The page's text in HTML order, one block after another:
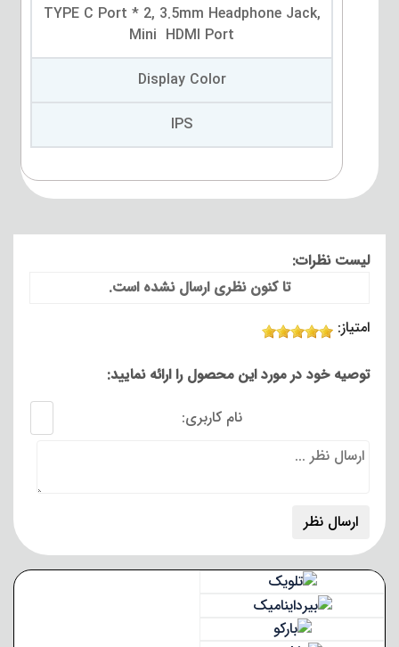
TYPE C Port * 2, 3.5mm Headphone Jack,
Mini HDMI Port
Display Color
IPS
لیست نظرات:
تا کنون نظری ارسال نشده است.
امتیاز:
توصیه خود در مورد این محصول را ارائه نمایید:
نام کاربری: